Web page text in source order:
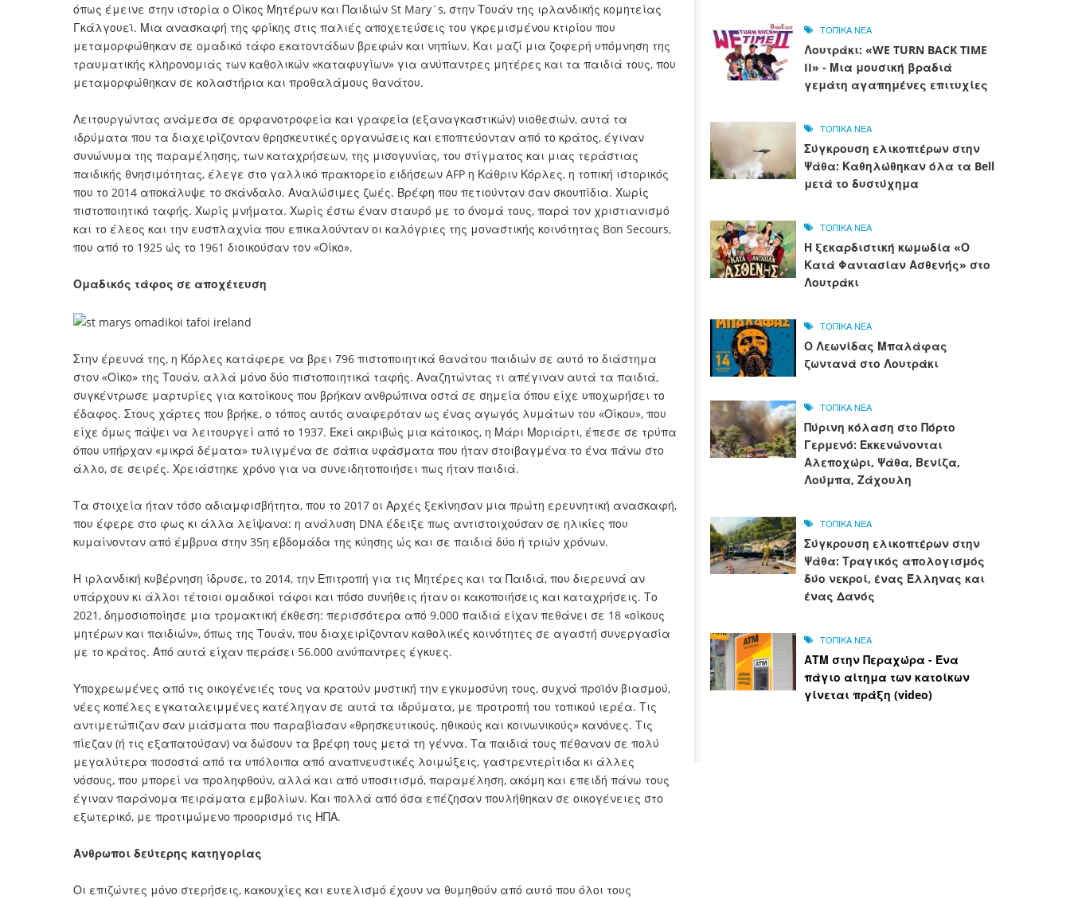
όπως έμεινε στην ιστορία ο Οίκος Μητέρων και Παιδιών St Mary´s, στην Τουάν της ιρλανδικής κομητείας
Γκάλγουεϊ. Μια ανασκαφή της φρίκης στις παλιές αποχετεύσεις του γκρεμισμένου κτιρίου που
μεταμορφώθηκαν σε ομαδικό τάφο εκατοντάδων βρεφών και νηπίων. Και μαζί μια ζοφερή υπόμνηση της
τραυματικής κληρονομιάς των καθολικών «καταφυγίων» για ανύπαντρες μητέρες και τα παιδιά τους, που
μεταμορφώθηκαν σε κολαστήρια και προθαλάμους θανάτου.
Λειτουργώντας ανάμεσα σε ορφανοτροφεία και γραφεία (εξαναγκαστικών) υιοθεσιών, αυτά τα
ιδρύματα που τα διαχειρίζονταν θρησκευτικές οργανώσεις και εποπτεύονταν από το κράτος, έγιναν
συνώνυμα της παραμέλησης, των καταχρήσεων, της μισογυνίας, του στίγματος και μιας τεράστιας
παιδικής θνησιμότητας, έλεγε στο γαλλικό πρακτορείο ειδήσεων AFP η Κάθριν Κόρλες, η τοπική ιστορικός
που το 2014 αποκάλυψε το σκάνδαλο. Αναλώσιμες ζωές. Βρέφη που πετιούνταν σαν σκουπίδια. Χωρίς
πιστοποιητικό ταφής. Χωρίς μνήματα. Χωρίς έστω έναν σταυρό με το όνομά τους, παρά τον χριστιανισμό
και το έλεος και την ευσπλαχνία που επικαλούνταν οι καλόγριες της μοναστικής κοινότητας Bon Secours,
που από το 1925 ώς το 1961 διοικούσαν τον «Οίκο».
Ομαδικός τάφος σε αποχέτευση
Στην έρευνά της, η Κόρλες κατάφερε να βρει 796 πιστοποιητικά θανάτου παιδιών σε αυτό το διάστημα
στον «Οίκο» της Τουάν, αλλά μόνο δύο πιστοποιητικά ταφής. Αναζητώντας τι απέγιναν αυτά τα παιδιά,
συγκέντρωσε μαρτυρίες για κατοίκους που βρήκαν ανθρώπινα οστά σε σημεία όπου είχε υποχωρήσει το
έδαφος. Στους χάρτες που βρήκε, ο τόπος αυτός αναφερόταν ως ένας αγωγός λυμάτων του «Οίκου», που
είχε όμως πάψει να λειτουργεί από το 1937. Εκεί ακριβώς μια κάτοικος, η Μάρι Μοριάρτι, έπεσε σε τρύπα
όπου υπήρχαν «μικρά δέματα» τυλιγμένα σε σάπια υφάσματα που ήταν στοιβαγμένα το ένα πάνω στο
άλλο, σε σειρές. Χρειάστηκε χρόνο για να συνειδητοποιήσει πως ήταν παιδιά.
Τα στοιχεία ήταν τόσο αδιαμφισβήτητα, που το 2017 οι Αρχές ξεκίνησαν μια πρώτη ερευνητική ανασκαφή,
που έφερε στο φως κι άλλα λείψανα: η ανάλυση DNA έδειξε πως αντιστοιχούσαν σε ηλικίες που
κυμαίνονταν από έμβρυα στην 35η εβδομάδα της κύησης ώς και σε παιδιά δύο ή τριών χρόνων.
Η ιρλανδική κυβέρνηση ίδρυσε, το 2014, την Επιτροπή για τις Μητέρες και τα Παιδιά, που διερευνά αν
υπάρχουν κι άλλοι τέτοιοι ομαδικοί τάφοι και πόσο συνήθεις ήταν οι κακοποιήσεις και καταχρήσεις. Το
2021, δημοσιοποίησε μια τρομακτική έκθεση: περισσότερα από 9.000 παιδιά είχαν πεθάνει σε 18 «οίκους
μητέρων και παιδιών», όπως της Τουάν, που διαχειρίζονταν καθολικές κοινότητες σε αγαστή συνεργασία
με το κράτος. Από αυτά είχαν περάσει 56.000 ανύπαντρες έγκυες.
Υποχρεωμένες από τις οικογένειές τους να κρατούν μυστική την εγκυμοσύνη τους, συχνά προϊόν βιασμού,
νέες κοπέλες εγκαταλειμμένες κατέληγαν σε αυτά τα ιδρύματα, με προτροπή του τοπικού ιερέα. Τις
αντιμετώπιζαν σαν μιάσματα που παραβίασαν «θρησκευτικούς, ηθικούς και κοινωνικούς» κανόνες. Τις
πίεζαν (ή τις εξαπατούσαν) να δώσουν τα βρέφη τους μετά τη γέννα. Τα παιδιά τους πέθαναν σε πολύ
μεγαλύτερα ποσοστά από τα υπόλοιπα από αναπνευστικές λοιμώξεις, γαστρεντερίτιδα κι άλλες
νόσους, που μπορεί να προληφθούν, αλλά και από υποσιτισμό, παραμέληση, ακόμη και επειδή πάνω τους
έγιναν παράνομα πειράματα εμβολίων. Και πολλά από όσα επέζησαν πουλήθηκαν σε οικογένειες στο
εξωτερικό, με προτιμώμενο προορισμό τις ΗΠΑ.
Ανθρωποι δεύτερης κατηγορίας
Οι επιζώντες μόνο στερήσεις, κακουχίες και ευτελισμό έχουν να θυμηθούν από αυτό που όλοι τους
ΤΟΠΙΚΑ ΝΕΑ
Λουτράκι: «WE TURN BACK TIME
II» - Μια μουσική βραδιά
γεμάτη αγαπημένες επιτυχίες
ΤΟΠΙΚΑ ΝΕΑ
Σύγκρουση ελικοπτέρων στην
Ψάθα: Καθηλώθηκαν όλα τα Bell
μετά το δυστύχημα
ΤΟΠΙΚΑ ΝΕΑ
Η ξεκαρδιστική κωμωδία «Ο
Κατά Φαντασίαν Ασθενής» στο
Λουτράκι
ΤΟΠΙΚΑ ΝΕΑ
Ο Λεωνίδας Μπαλάφας
ζωντανά στο Λουτράκι
ΤΟΠΙΚΑ ΝΕΑ
Πύρινη κόλαση στο Πόρτο
Γερμενό: Εκκενώνονται
Αλεποχώρι, Ψάθα, Βενίζα,
Λούμπα, Ζάχουλη
ΤΟΠΙΚΑ ΝΕΑ
Σύγκρουση ελικοπτέρων στην
Ψάθα: Τραγικός απολογισμός
δύο νεκροί, ένας Έλληνας και
ένας Δανός
ΤΟΠΙΚΑ ΝΕΑ
ΑΤΜ στην Περαχώρα - Ένα
πάγιο αίτημα των κατοίκων
γίνεται πράξη (video)